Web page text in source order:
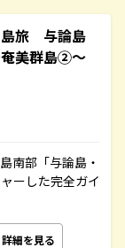
旅 与論島
美群島②～
南部「与論島・
ーした完全ガイ
詳細を見る